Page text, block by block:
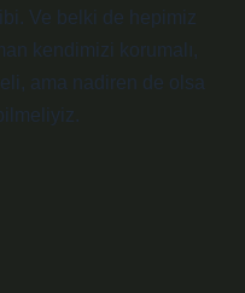
Ve belki de hepimiz
kendimizi korumalı,
ama nadiren de olsa